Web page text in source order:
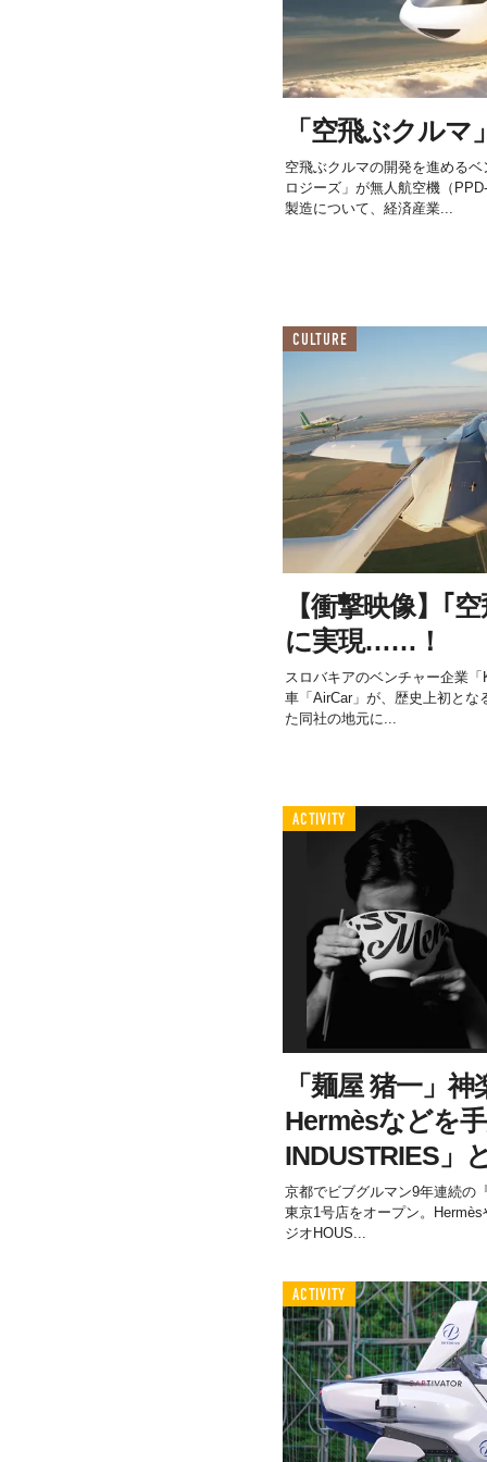
「空飛ぶクル
空飛ぶクルマの開発を進める
ロジーズ」が無人航空機（
製造について、経済産業...
CULTURE
【衝撃映像】｢
に実現……！
スロバキアのベンチャー企業
車「AirCar」が、歴史上初とな
た同社の地元に...
ACTIVITY
「麺屋 猪一」
Hermèsなどを
INDUSTRIES」
京都でビブグルマン9年連続の
東京1号店をオープン。
ジオHOUS...
ACTIVITY